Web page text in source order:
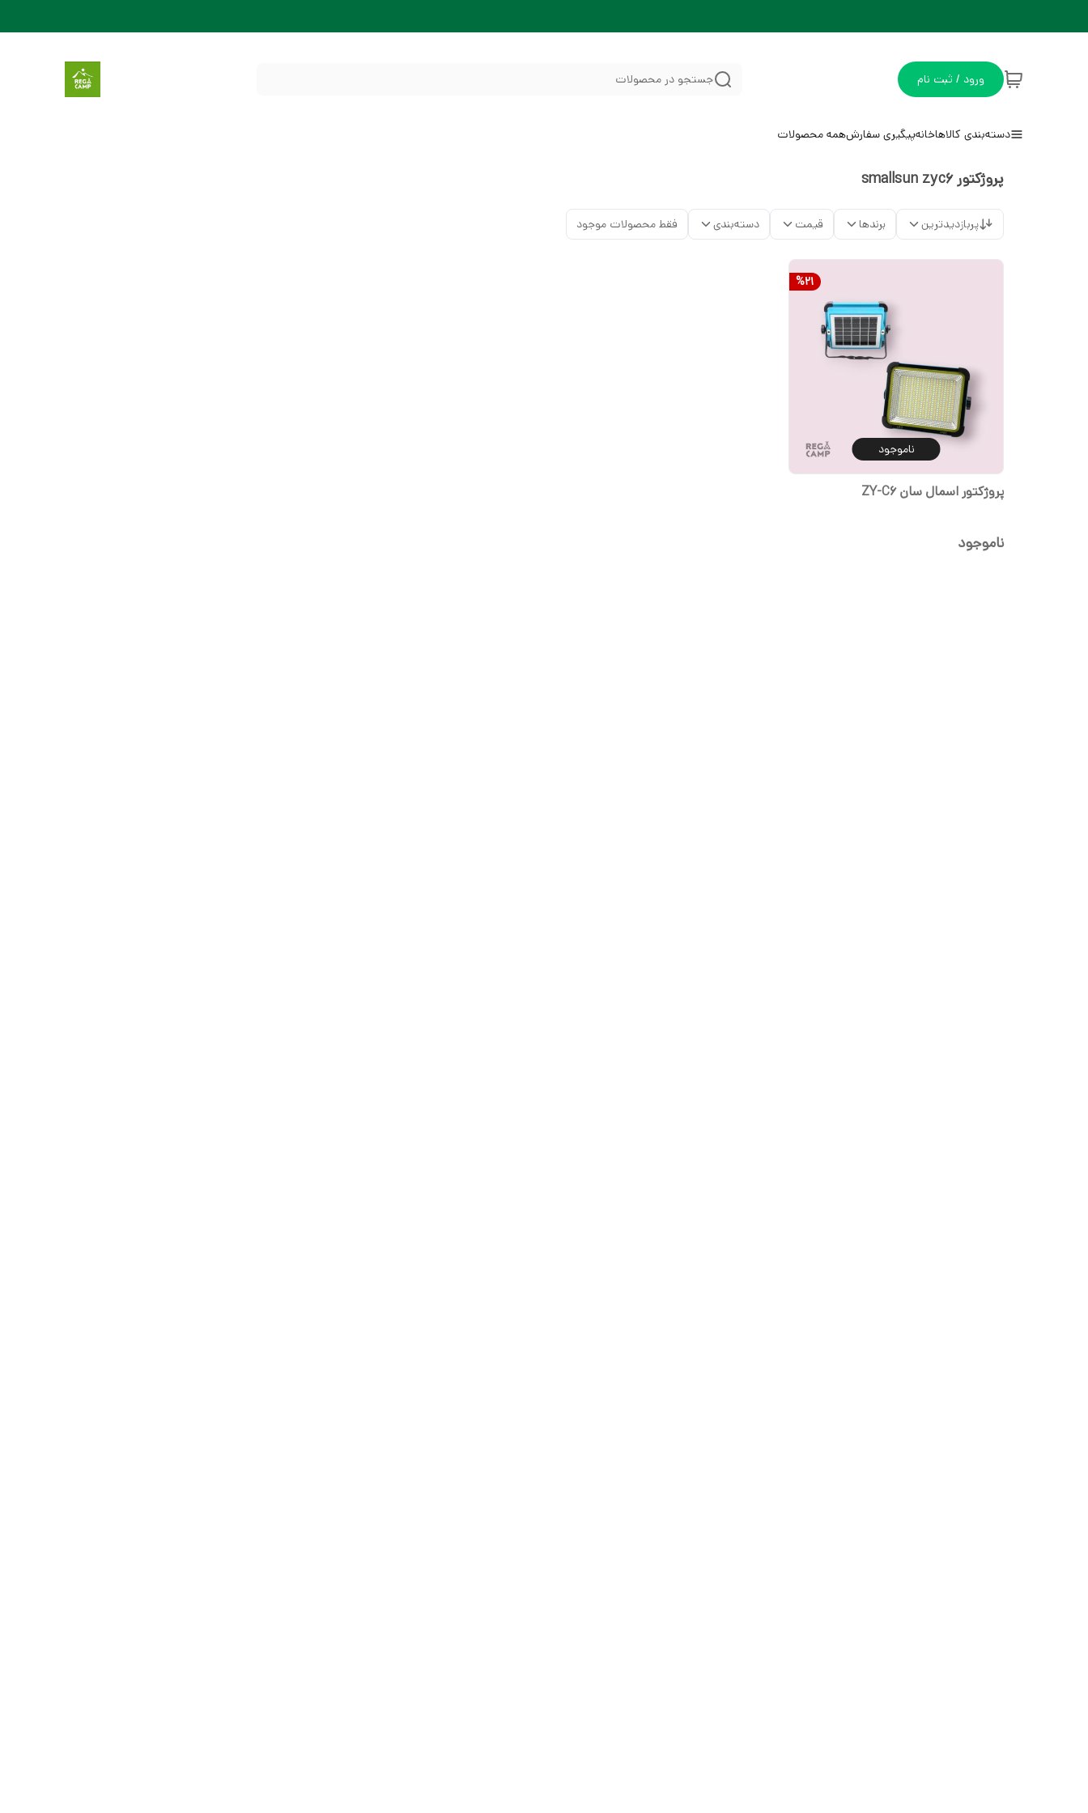
ورود / ثبت نام جستجو در محصولات
دسته‌بندی کالاهاخانهپیگیری سفارشهمه محصولات
پروژکتور smallsun zyc6
پربازدیدترین برندها قیمت دسته‌بندی فقط محصولات موجود
%21
ناموجود
پروژکتور اسمال سان ZY-C6
ناموجود